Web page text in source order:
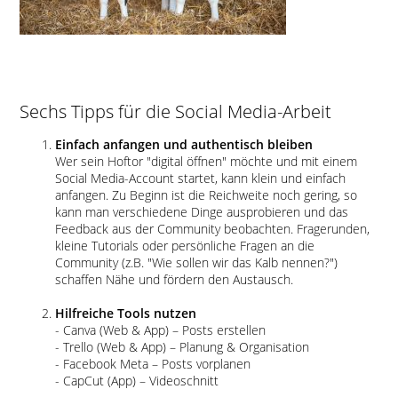
Sechs Tipps für die Social Media-Arbeit
Einfach anfangen und authentisch bleiben
Wer sein Hoftor digital öffnen möchte und mit einem
Social Media-Account startet, kann klein und einfach
anfangen. Zu Beginn ist die Reichweite noch gering, so
kann man verschiedene Dinge ausprobieren und das
Feedback aus der Community beobachten. Fragerunden,
kleine Tutorials oder persönliche Fragen an die
Community (z.B. Wie sollen wir das Kalb nennen? )
schaffen Nähe und fördern den Austausch.
Hilfreiche Tools nutzen
- Canva (Web & App) – Posts erstellen
- Trello (Web & App) – Planung & Organisation
- Facebook Meta – Posts vorplanen
- CapCut (App) – Videoschnitt